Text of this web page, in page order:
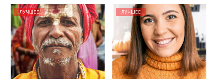
ЛУЧШЕЕ ЛУЧШЕЕ